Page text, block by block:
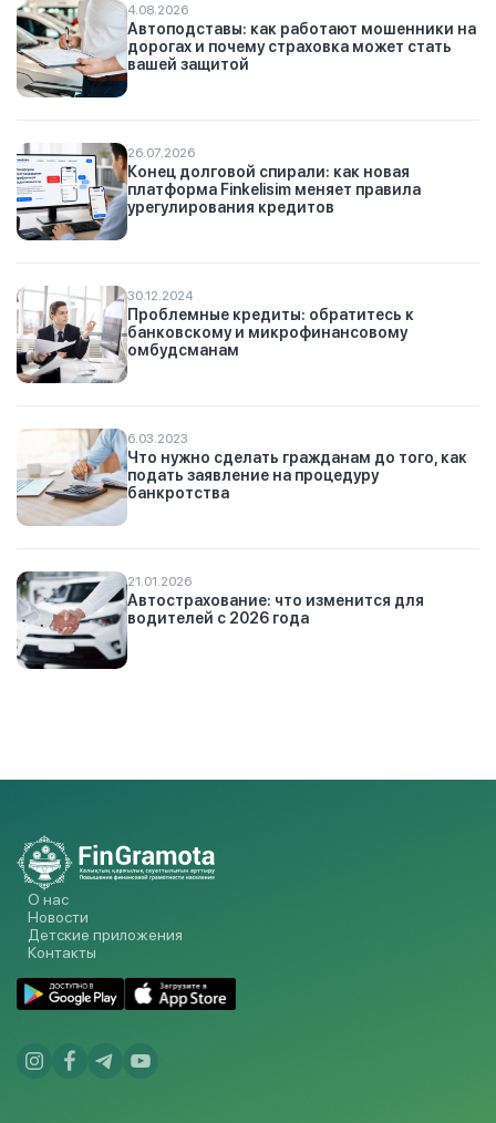
4.08.2026
Автоподставы: как работают мошенники на
дорогах и почему страховка может стать
вашей защитой
26.07.2026
Конец долговой спирали: как новая
платформа Finkelisim меняет правила
урегулирования кредитов
30.12.2024
Проблемные кредиты: обратитесь к
банковскому и микрофинансовому
омбудсманам
6.03.2023
Что нужно сделать гражданам до того, как
подать заявление на процедуру
банкротства
21.01.2026
Автострахование: что изменится для
водителей с 2026 года
О нас
Новости
Детские приложения
Контакты